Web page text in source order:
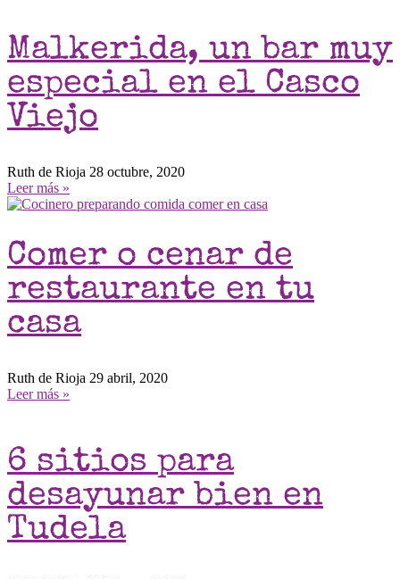
Malkerida, un bar muy
especial en el Casco
Viejo
Ruth de Rioja 28 octubre, 2020
Leer más »
Comer o cenar de
restaurante en tu
casa
Ruth de Rioja 29 abril, 2020
Leer más »
6 sitios para
desayunar bien en
Tudela